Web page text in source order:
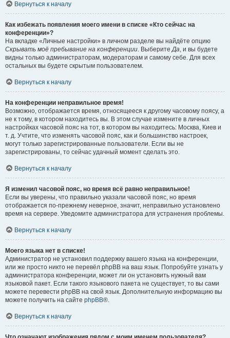
Вернуться к началу
Как избежать появления моего имени в списке «Кто сейчас на
конференции»?
На вкладке «Личные настройки» в личном разделе вы найдёте опцию
Скрывать моё пребывание на конференции. ВыберитеДа, и вы будете
видны только администраторам, модераторам и самому себе. Для всех
остальных вы будете скрытым пользователем.
Вернуться к началу
На конференции неправильное время!
Возможно, отображается время, относящееся к другому часовому поясу, а
не к тому, в котором находитесь вы. В этом случае измените в личных
настройках часовой пояс на тот, в котором вы находитесь: Москва, Киев и
т. д. Учтите, что изменять часовой пояс, как и большинство настроек,
могут только зарегистрированные пользователи. Если вы не
зарегистрированы, то сейчас удачный момент сделать это.
Вернуться к началу
Я изменил часовой пояс, но время всё равно неправильное!
Если вы уверены, что правильно указали часовой пояс, но время
отображается по-прежнему неверное, значит, неправильно установлено
время на сервере. Уведомите администратора для устранения проблемы.
Вернуться к началу
Моего языка нет в списке!
Администратор не установил поддержку вашего языка на конференции,
или же просто никто не перевёл phpBB на ваш язык. Попробуйте узнать у
администратора конференции, может ли он установить нужный вам
языковой пакет. Если такого языкового пакета не существует, то вы сами
можете перевести phpBB на свой язык. Дополнительную информацию вы
можете получить на сайте phpBB®.
Вернуться к началу